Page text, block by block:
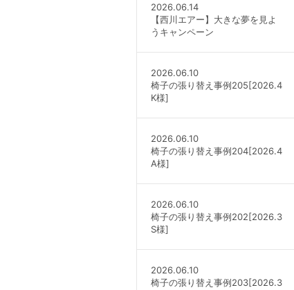
2026.06.14
【西川エアー】大きな夢を見よ
うキャンペーン
2026.06.10
椅子の張り替え事例205[2026.4
K様]
2026.06.10
椅子の張り替え事例204[2026.4
A様]
2026.06.10
椅子の張り替え事例202[2026.3
S様]
2026.06.10
椅子の張り替え事例203[2026.3